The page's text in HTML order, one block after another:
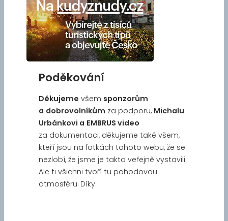
Poděkování
Děkujeme všem sponzorům
a dobrovolníkům za podporu, Michalu
Urbánkovi a EMBRUS video
za dokumentaci, děkujeme také všem,
kteří jsou na fotkách tohoto webu, že se
nezlobí, že jsme je takto veřejně vystavili.
Ale ti všichni tvoří tu pohodovou
atmosféru. Díky.